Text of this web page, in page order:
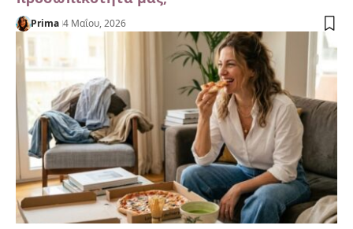
Prima 4 Μαΐου, 2026